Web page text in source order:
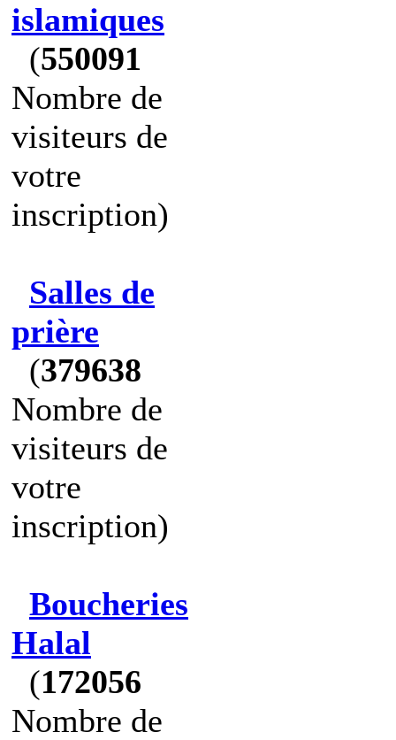
islamiques
(550091
Nombre de
visiteurs de
votre
inscription)
Salles de
prière
(379638
Nombre de
visiteurs de
votre
inscription)
Boucheries
Halal
(172056
Nombre de